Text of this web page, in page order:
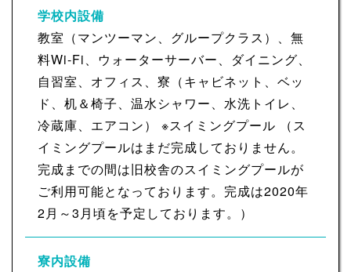
学校内設備
教室（マンツーマン、グループクラス）、無
料Wi-Fi、ウォーターサーバー、ダイニング、
自習室、オフィス、寮（キャビネット、ベッ
ド、机＆椅子、温水シャワー、水洗トイレ、
冷蔵庫、エアコン） ※スイミングプール （ス
イミングプールはまだ完成しておりません。
完成までの間は旧校舎のスイミングプールが
ご利用可能となっております。完成は2020年
2月～3月頃を予定しております。）
寮内設備